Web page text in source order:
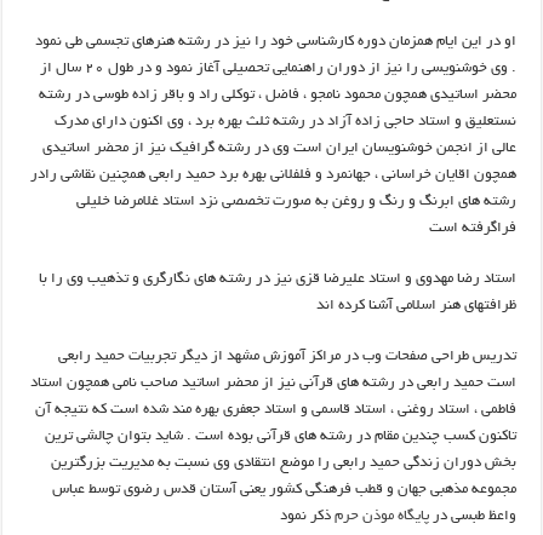
او در این ایام همزمان دوره کارشناسی خود را نیز در رشته هنرهای تجسمی طی نمود
. وی خوشنویسی را نیز از دوران راهنمایی تحصیلی آغاز نمود و در طول ۲۰ سال از
محضر اساتیدی همچون محمود نامجو ، فاضل ، توکلی راد و باقر زاده طوسی در رشته
نستعلیق و استاد حاجی زاده آزاد در رشته ثلث بهره برد ، وی اکنون دارای مدرک
عالی از انجمن خوشنویسان ایران است وی در رشته گرافیک نیز از محضر اساتیدی
همچون اقایان خراسانی ، جهانمرد و فلفلانی بهره برد حمید رابعی همچنین نقاشی رادر
رشته های ابرنگ و رنگ و روغن به صورت تخصصی نزد استاد غلامرضا خلیلی
فراگرفته است
استاد رضا مهدوی و استاد علیرضا قزی نیز در رشته های نگارگری و تذهیب وی را با
ظرافتهای هنر اسلامی آشنا کرده اند
تدریس طراحی صفحات وب در مراکز آموزش مشهد از دیگر تجربیات حمید رابعی
است حمید رابعی در رشته های قرآنی نیز از محضر اساتید صاحب نامی همچون استاد
فاطمی ، استاد روغنی ، استاد قاسمی و استاد جعفری بهره مند شده است که نتیجه آن
تاکنون کسب چندین مقام در رشته های قرآنی بوده است . شاید بتوان چالشی ترین
بخش دوران زندگی حمید رابعی را موضع انتقادی وی نسبت به مدیریت بزرگترین
مجموعه مذهبی جهان و قطب فرهنگی کشور یعنی آستان قدس رضوی توسط عباس
واعظ طبسی در پایگاه موذن حرمذکر نمود